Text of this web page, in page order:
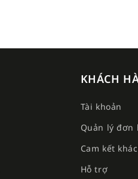
KHÁCH
Tài khoản
Quản lý đơn
Cam kết
Hỗ trợ